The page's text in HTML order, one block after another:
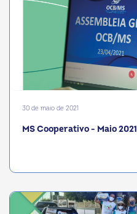
30 de maio de 2021
MS Cooperativo - Maio 2021